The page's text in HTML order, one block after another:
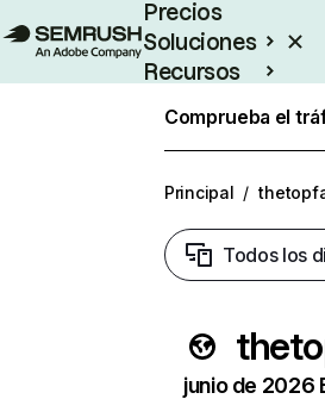
Precios
Soluciones
Recursos
Comprueba el
Principal /
Todos los
junio de 2026